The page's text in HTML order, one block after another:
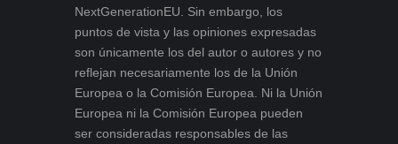
NextGenerationEU. Sin embargo, los
puntos de vista y las opiniones expresadas
son únicamente los del autor o autores y no
reflejan necesariamente los de la Unión
Europea o la Comisión Europea. Ni la Unión
Europea ni la Comisión Europea pueden
ser consideradas responsables de las